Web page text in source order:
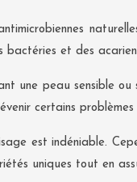
et des
une peau sensible
certains problèmes
est indéniable.
uniques tout en